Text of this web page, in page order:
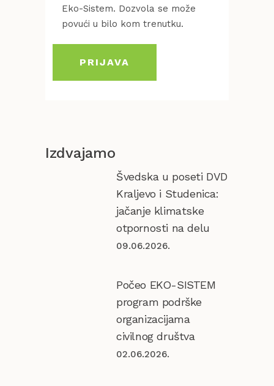
Eko-Sistem. Dozvola se može
povući u bilo kom trenutku.
Izdvajamo
Švedska u poseti DVD
Kraljevo i Studenica:
jačanje klimatske
otpornosti na delu
09.06.2026.
Počeo EKO-SISTEM
program podrške
organizacijama
civilnog društva
02.06.2026.